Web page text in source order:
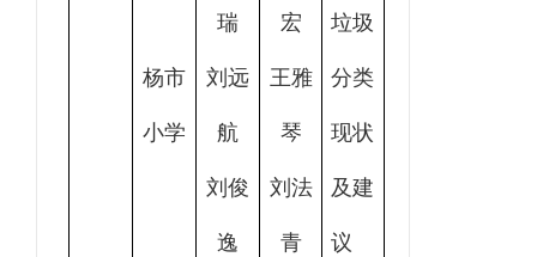
杨市
小学
瑞
刘远
航
刘俊
逸
宏
王雅
琴
刘法
青
垃圾
分类
现状
及建
议